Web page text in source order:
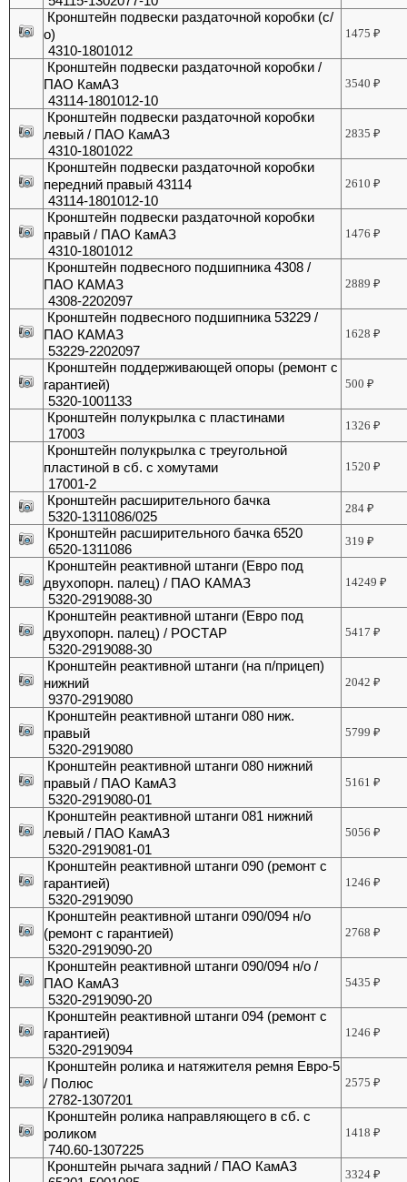
Кронштейн подвески раздаточной коробки (с/
о)
4310-1801012
1475₽
Кронштейн подвески раздаточной коробки /
ПАО КамАЗ
43114-1801012-10
3540₽
Кронштейн подвески раздаточной коробки
левый / ПАО КамАЗ
4310-1801022
2835₽
Кронштейн подвески раздаточной коробки
передний правый 43114
43114-1801012-10
2610₽
Кронштейн подвески раздаточной коробки
правый / ПАО КамАЗ
4310-1801012
1476₽
Кронштейн подвесного подшипника 4308 /
ПАО КАМАЗ
4308-2202097
2889₽
Кронштейн подвесного подшипника 53229 /
ПАО КАМАЗ
53229-2202097
1628₽
Кронштейн поддерживающей опоры (ремонт с
гарантией)
5320-1001133
500₽
Кронштейн полукрылка с пластинами
17003
1326₽
Кронштейн полукрылка с треугольной
пластиной в сб. с хомутами
17001-2
1520₽
Кронштейн расширительного бачка
5320-1311086/025
284₽
Кронштейн расширительного бачка 6520
6520-1311086
319₽
Кронштейн реактивной штанги (Евро под
двухопорн. палец) / ПАО КАМАЗ
5320-2919088-30
14249₽
Кронштейн реактивной штанги (Евро под
двухопорн. палец) / РОСТАР
5320-2919088-30
5417₽
Кронштейн реактивной штанги (на п/прицеп)
нижний
9370-2919080
2042₽
Кронштейн реактивной штанги 080 ниж.
правый
5320-2919080
5799₽
Кронштейн реактивной штанги 080 нижний
правый / ПАО КамАЗ
5320-2919080-01
5161₽
Кронштейн реактивной штанги 081 нижний
левый / ПАО КамАЗ
5320-2919081-01
5056₽
Кронштейн реактивной штанги 090 (ремонт с
гарантией)
5320-2919090
1246₽
Кронштейн реактивной штанги 090/094 н/о
(ремонт с гарантией)
5320-2919090-20
2768₽
Кронштейн реактивной штанги 090/094 н/о /
ПАО КамАЗ
5320-2919090-20
5435₽
Кронштейн реактивной штанги 094 (ремонт с
гарантией)
5320-2919094
1246₽
Кронштейн ролика и натяжителя ремня Евро-5
/ Полюс
2782-1307201
2575₽
Кронштейн ролика направляющего в сб. с
роликом
740.60-1307225
1418₽
Кронштейн рычага задний / ПАО КамАЗ
3324₽